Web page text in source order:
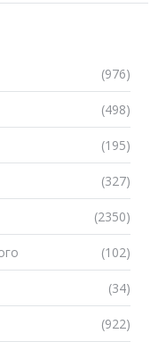
(976)
(498)
(195)
(327)
(2350)
(102)
(34)
(922)